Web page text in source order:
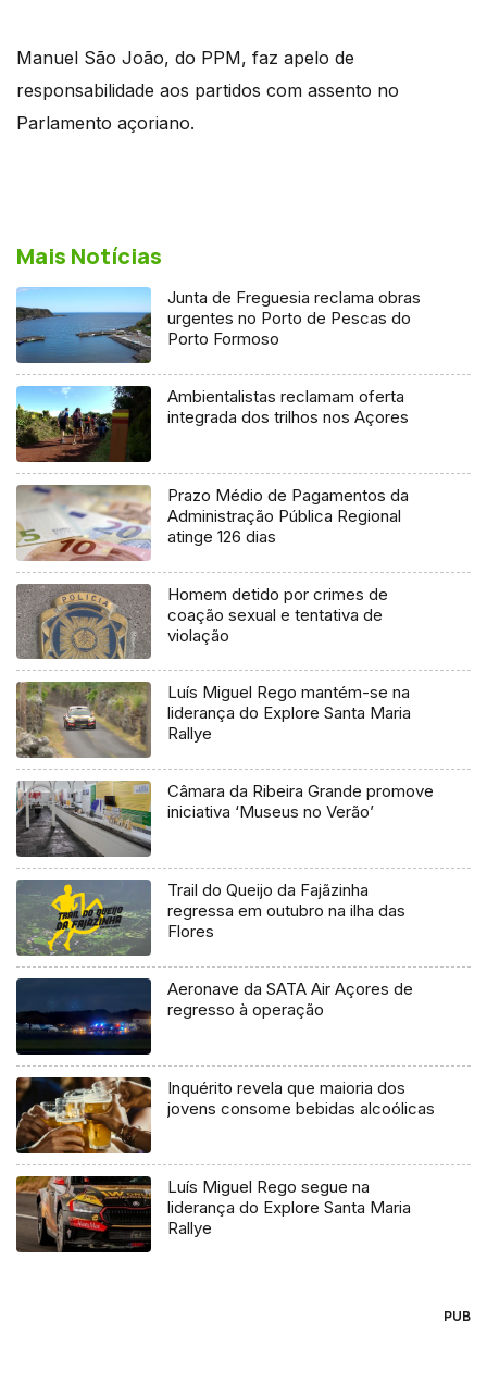
Manuel São João, do PPM, faz apelo de
responsabilidade aos partidos com assento no
Parlamento açoriano.
Mais Notícias
Junta de Freguesia reclama obras
urgentes no Porto de Pescas do
Porto Formoso
Ambientalistas reclamam oferta
integrada dos trilhos nos Açores
Prazo Médio de Pagamentos da
Administração Pública Regional
atinge 126 dias
Homem detido por crimes de
coação sexual e tentativa de
violação
Luís Miguel Rego mantém-se na
liderança do Explore Santa Maria
Rallye
Câmara da Ribeira Grande promove
iniciativa ‘Museus no Verão’
Trail do Queijo da Fajãzinha
regressa em outubro na ilha das
Flores
Aeronave da SATA Air Açores de
regresso à operação
Inquérito revela que maioria dos
jovens consome bebidas alcoólicas
Luís Miguel Rego segue na
liderança do Explore Santa Maria
Rallye
PUB